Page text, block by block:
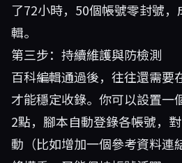
了72小時，50個帳號零封號
輯。
第三步：持續維護與防檢測
百科編輯通過後，往往還需要
才能穩定收錄。你可以設置一
2點，腳本自動登錄各帳號，
動（比如增加一個參考資料連